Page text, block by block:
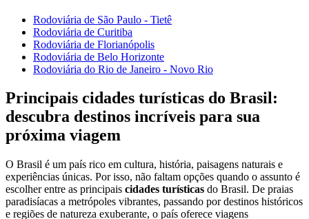
Rodoviária de São Paulo - Tietê
Rodoviária de Curitiba
Rodoviária de Florianópolis
Rodoviária de Belo Horizonte
Rodoviária do Rio de Janeiro - Novo Rio
Principais cidades turísticas do Brasil:
descubra destinos incríveis para sua
próxima viagem
O Brasil é um país rico em cultura, história, paisagens naturais e
experiências únicas. Por isso, não faltam opções quando o assunto é
escolher entre as principais cidades turísticas do Brasil. De praias
paradisíacas a metrópoles vibrantes, passando por destinos históricos
e regiões de natureza exuberante, o país oferece viagens